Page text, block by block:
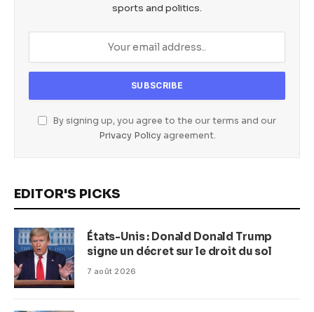
sports and politics.
By signing up, you agree to the our terms and our
Privacy Policyagreement.
EDITOR'S PICKS
États-Unis : Donald Donald Trump
signe un décret sur le droit du sol
7 août 2026